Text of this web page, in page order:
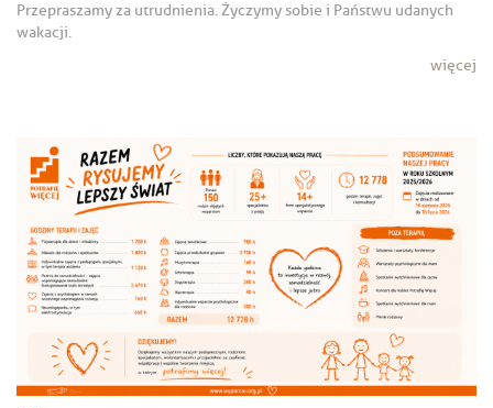
Przepraszamy za utrudnienia. Życzymy sobie i Państwu udanych
wakacji.
więcej